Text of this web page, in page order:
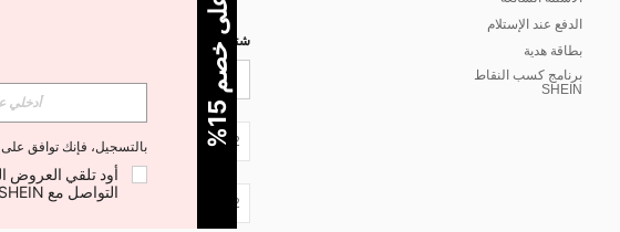
الدفع عند الإستلام
بطاقة هدية
برنامج كسب النقاط
SHEIN
شتركي مع شي إن لتصلك أخبار الموضة
JO + 962
JO + 962
ح
ص
ل
ع
ل
ى
خ
ص
م
1
5
بالتسجيل، فإنك توافق على
التواصل مع SHEIN لإلغاء الاشتراك في أي وقت.